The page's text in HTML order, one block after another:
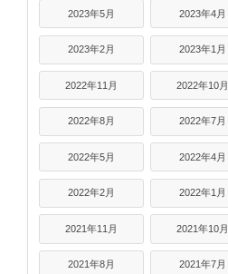
2023年5月 2023年4月
2023年2月 2023年1月
2022年11月 2022年10月
2022年8月 2022年7月
2022年5月 2022年4月
2022年2月 2022年1月
2021年11月 2021年10月
2021年8月 2021年7月